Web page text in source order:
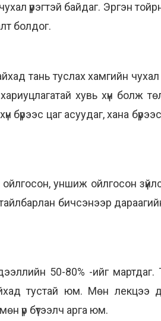
үүрэгтэй байдаг. Эргэн
болдог.
тань туслах хамгийн
хувь хүн болж
бүрээс цаг асуудаг, хана
уншиж ойлгосон
бичсэнээр
50-80% -ийг
тустай юм. Мөн лекцээ
үр бүтээлч арга юм.